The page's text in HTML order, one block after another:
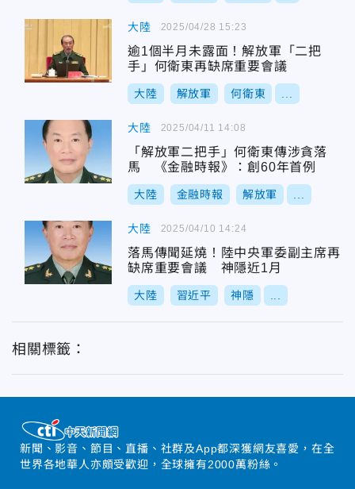
大陸
逾1個半月未露面！解放軍「二把
手」何衛東再缺席重要會議
大陸 解放軍 何衛東
2025/04/28 15:23
大陸
「解放軍二把手」何衛東傳涉貪落
馬 《金融時報》：創60年首例
大陸 金融時報 解放軍
2025/04/11 14:08
大陸
落馬傳聞延燒！陸中央軍委副主席再
缺席重要會議 神隱近1月
大陸 習近平 神隱
2025/04/10 14:24
相關標籤：
新聞、影音、節目、直播、社群及App都深獲網友喜愛，在全
世界各地華人亦頗受歡迎，全球擁有2000萬粉絲。